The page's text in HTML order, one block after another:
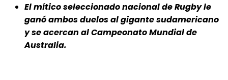
El mítico seleccionado nacional de Rugby le
ganó ambos duelos al gigante sudamericano
y se acercan al Campeonato Mundial de
Australia.